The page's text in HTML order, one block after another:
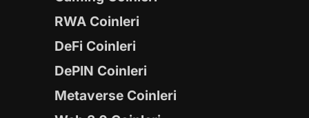
RWA Coinleri
DeFi Coinleri
DePIN Coinleri
Metaverse Coinleri